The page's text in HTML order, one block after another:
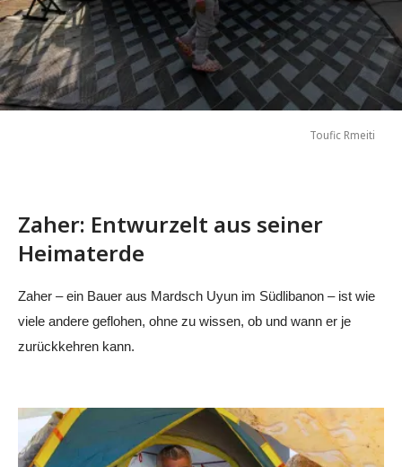
Toufic Rmeiti
Zaher: Entwurzelt aus seiner
Heimaterde
Zaher – ein Bauer aus Mardsch Uyun im Südlibanon – ist wie
viele andere geflohen, ohne zu wissen, ob und wann er je
zurückkehren kann.